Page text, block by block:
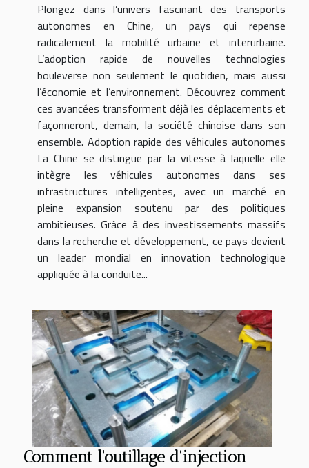
Plongez dans l’univers fascinant des transports
autonomes en Chine, un pays qui repense
radicalement la mobilité urbaine et interurbaine.
L’adoption rapide de nouvelles technologies
bouleverse non seulement le quotidien, mais aussi
l’économie et l’environnement. Découvrez comment
ces avancées transforment déjà les déplacements et
façonneront, demain, la société chinoise dans son
ensemble. Adoption rapide des véhicules autonomes
La Chine se distingue par la vitesse à laquelle elle
intègre les véhicules autonomes dans ses
infrastructures intelligentes, avec un marché en
pleine expansion soutenu par des politiques
ambitieuses. Grâce à des investissements massifs
dans la recherche et développement, ce pays devient
un leader mondial en innovation technologique
appliquée à la conduite...
Comment l'outillage d'injection